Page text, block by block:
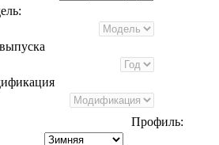
Профиль: